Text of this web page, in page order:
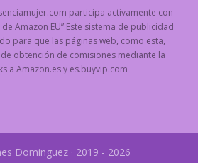
participa activamente con
Amazon EU” Este sistema de publicidad
para que las páginas web, como esta,
obtención de comisiones mediante la
a Amazon.es y es.buyvip.com
Dominguez · 2019 - 2026